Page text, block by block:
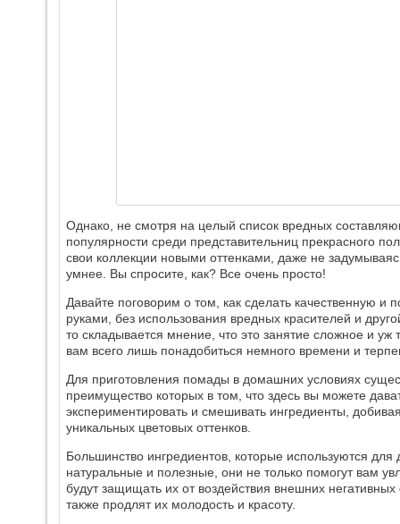
Однако, не смотря на целый список вредных
популярности среди представительниц прекрасного
свои коллекции новыми оттенками, даже не
умнее. Вы спросите, как? Все очень просто!
Давайте поговорим о том, как сделать качественную и
руками, без использования вредных красителей и
то складывается мнение, что это занятие сложное и
вам всего лишь понадобиться немного времени и
Для приготовления помады в домашних условиях
преимущество которых в том, что здесь вы можете
экспериментировать и смешивать ингредиенты,
уникальных цветовых оттенков.
Большинство ингредиентов, которые используются
натуральные и полезные, они не только помогут вам
будут защищать их от воздействия внешних
также продлят их молодость и красоту.